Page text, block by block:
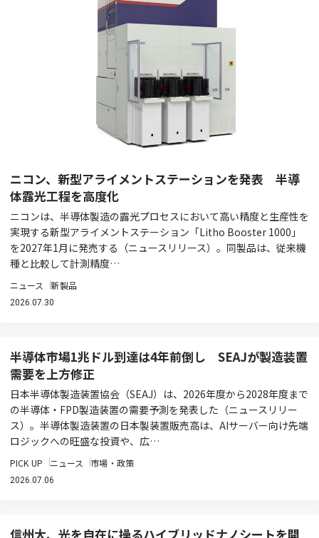
ニコン、新型アライメントステーションを発表 半導
体露光工程を高度化
ニコンは、半導体製造の露光プロセスにおいて高い精度と生産性を
実現する新型アライメントステーション「Litho Booster 1000」
を2027年1月に発売する（ニュースリリース）。同製品は、従来機
種と比較して計測精度…
ニュース 新製品
2026.07.30
半導体市場1兆ドル到達は4年前倒し SEAJが製造装置
需要を上方修正
日本半導体製造装置協会（SEAJ）は、2026年度から2028年度まで
の半導体・FPD製造装置の需要予測を発表した（ニュースリリー
ス）。半導体製造装置の日本製装置販売高は、AIサーバー向け先端
ロジックへの旺盛な投資や、広…
PICK UP ニュース 市場・政策
2026.07.06
信州大、光を自在に操るハイブリッドナノシートを開